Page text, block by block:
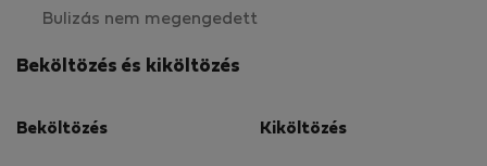
Bulizás nem megengedett
Beköltözés és kiköltözés
Beköltözés Kiköltözés